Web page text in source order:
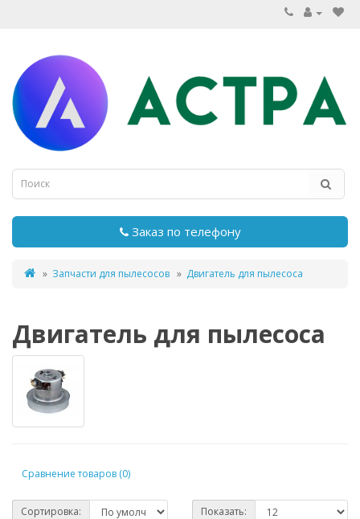
Заказ по телефону
Запчасти для пылесосов Двигатель для пылесоса
Двигатель для пылесоса
Сравнение товаров (0)
Сортировка: Показать: